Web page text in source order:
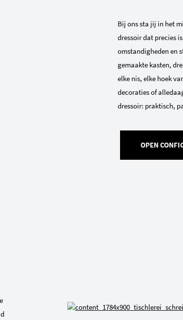
Bij ons sta jij in het
dressoir dat precies
omstandigheden en
gemaakte kasten,
elke nis, elke hoek
decoraties of
dressoir: praktisch,
OPEN